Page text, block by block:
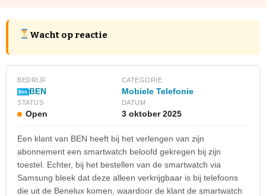
Wacht op reactie
BEDRIJF
BEN
CATEGORIE
Mobiele Telefonie
STATUS
Open
DATUM
3 oktober 2025
Een klant van BEN heeft bij het verlengen van zijn
abonnement een smartwatch beloofd gekregen bij zijn
toestel. Echter, bij het bestellen van de smartwatch via
Samsung bleek dat deze alleen verkrijgbaar is bij telefoons
die uit de Benelux komen, waardoor de klant de smartwatch